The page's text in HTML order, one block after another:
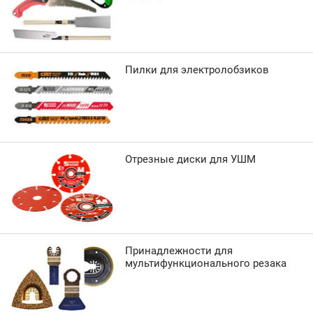
Пилки для электролобзиков
Отрезные диски для УШМ
Принадлежности для
мультифункционального резака